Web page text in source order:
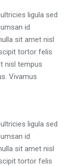
ligula sed
id
sit amet nisl
tortor felis
nisl tempus
Vivamus
ligula sed
id
sit amet nisl
tortor felis